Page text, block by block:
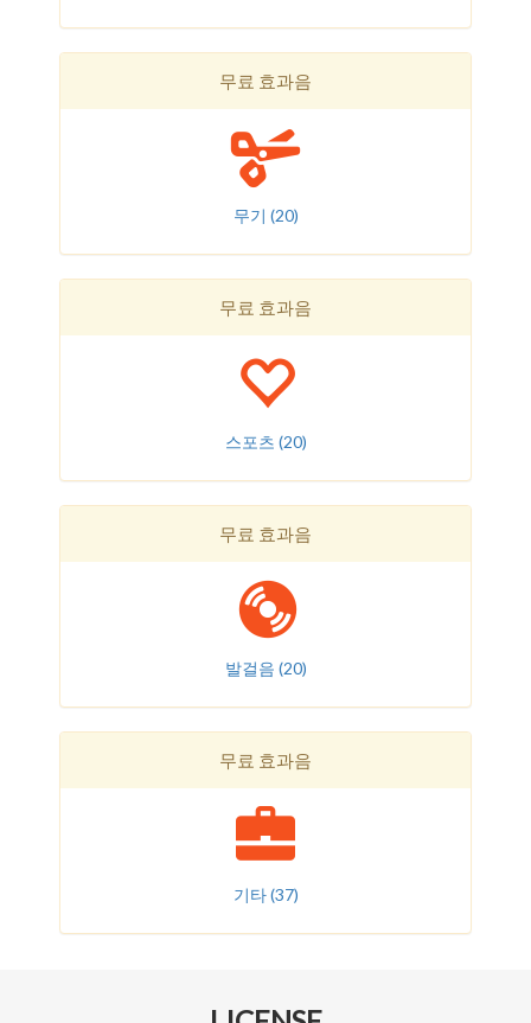
무료 효과음
무기 (20)
무료 효과음
스포츠 (20)
무료 효과음
발걸음 (20)
무료 효과음
기타(37)